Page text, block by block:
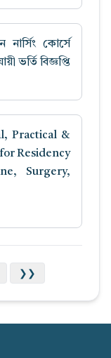
কোর্সে
ভর্তি বিজ্ঞপ্তি
Practical &
Residency
Surgery,
❯❯